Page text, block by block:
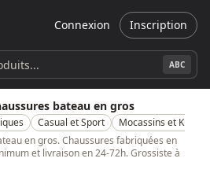
Connexion Inscription
ABC
bateau en gros
Casual et Sport
Mocassins et Kiowas
en gros. Chaussures fabriquées en
et livraison en 24-72h. Grossiste à